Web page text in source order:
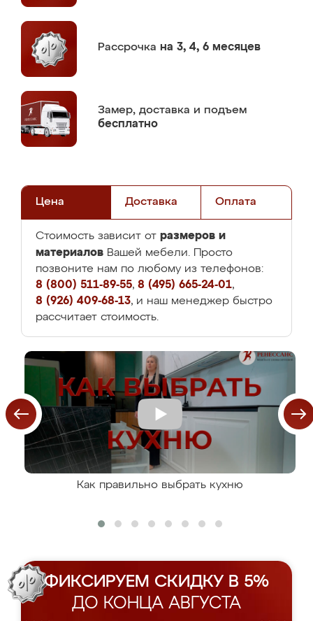
Рассрочка на 3, 4, 6 месяцев
Замер, доставка и подъем
бесплатно
Цена Доставка Оплата
Стоимость зависит от размеров и
материалов Вашей мебели. Просто
позвоните нам по любому из телефонов:
8 (800) 511-89-55, 8 (495) 665-24-01,
8 (926) 409-68-13, и наш менеджер быстро
рассчитает стоимость.
Как правильно выбрать кухню
ФИКСИРУЕМ СКИДКУ В 5%
ДО КОНЦА АВГУСТА